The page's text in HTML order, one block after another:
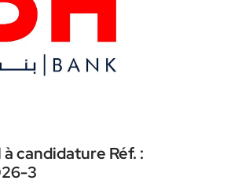
à candidature Réf. :
3